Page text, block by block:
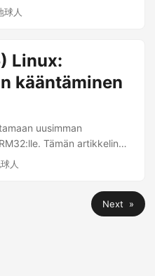
lähdekoodin
vaatimukset: ...
球人
Linux:
kääntäminen
uusimman
Tämän artikkelin
PostgreSQL:n virallisesta
järjestelmän, johon
rakennusfarmi ...
人
Next »